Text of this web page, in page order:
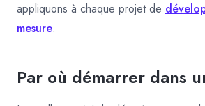
appliquons à chaque projet de
mesure.
Par où démarrer dans